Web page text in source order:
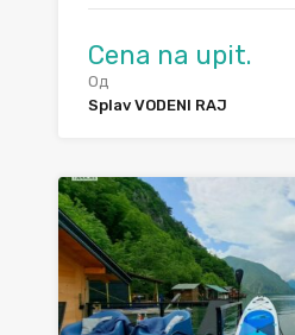
Cena na upit.
Од
Splav VODENI RAJ